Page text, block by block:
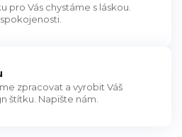
pro Vás chystáme s láskou.
zpracovat a vyrobit Váš
štítku. Napište nám.